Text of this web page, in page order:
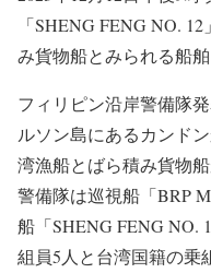
「SHENG FENG NO.
み貨物船とみられる船
フィリピン沿岸警備隊
ルソン島にあるカンド
湾漁船とばら積み貨物
警備隊は巡視船「BRP
船「SHENG FENG NO.
組員5人と台湾国籍の乗